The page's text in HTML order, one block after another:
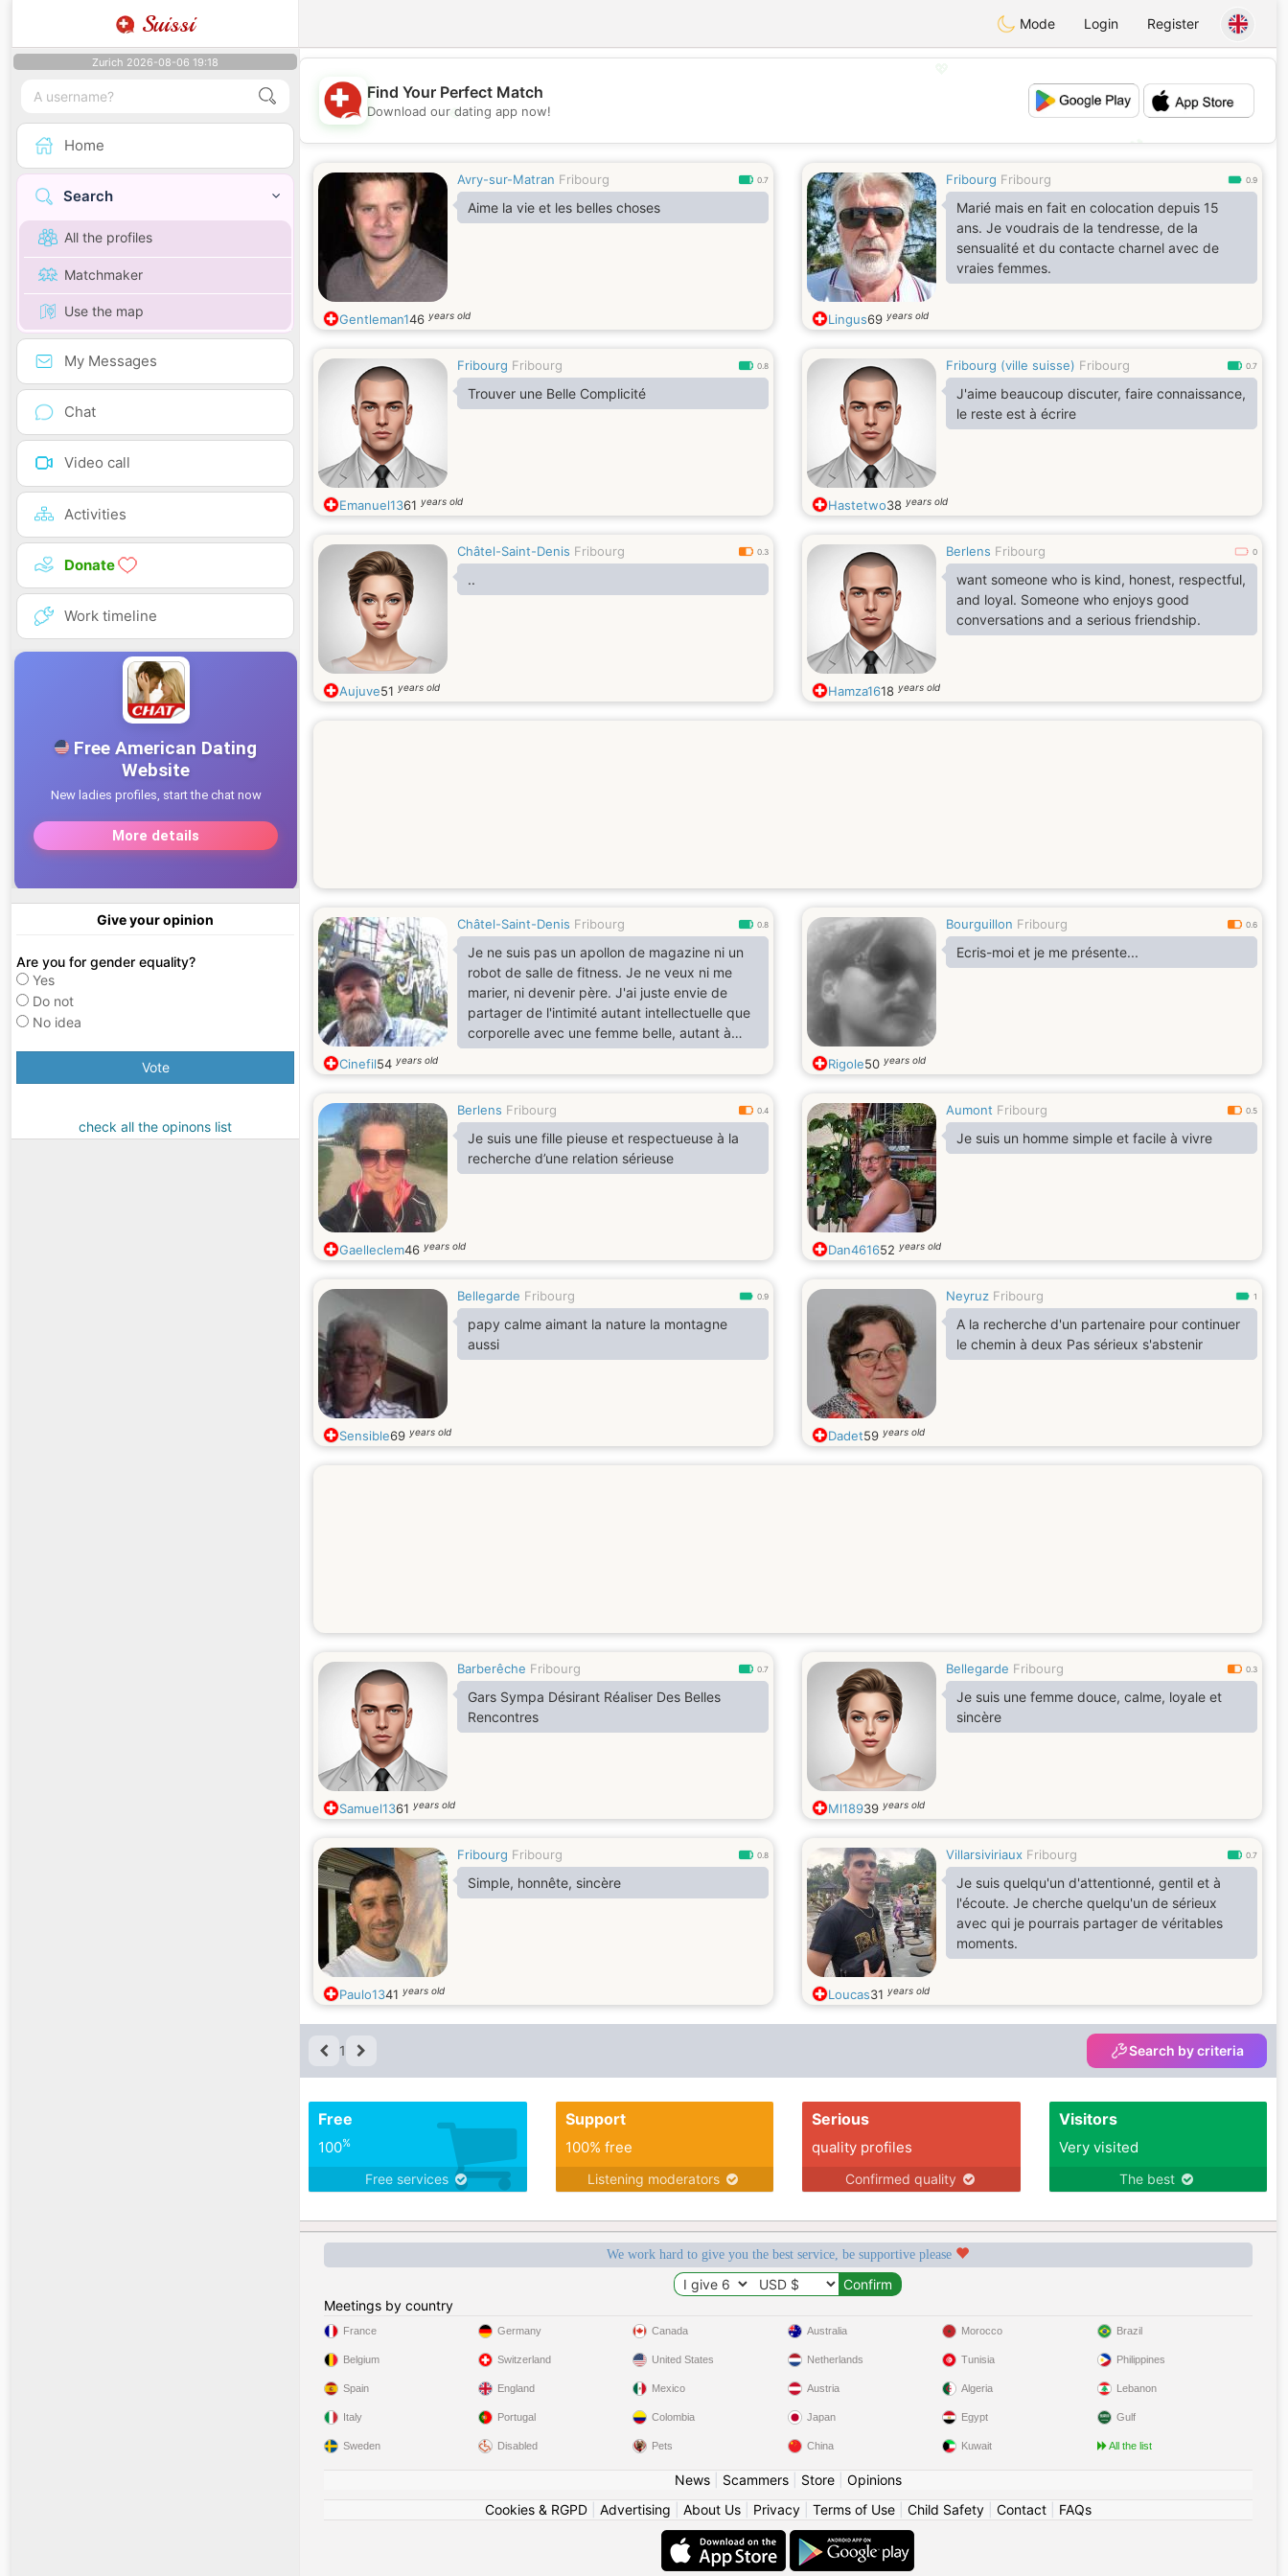
Suissi Mode Login Register
Zurich 2026-08-06 19:18
Home
Search
All the profiles
Matchmaker
Use the map
My Messages
Chat
Video call
Activities
Donate
Work timeline
Give your opinion
Are you for gender equality?
Yes
Do not
No idea
Vote
check all the opinons list
💖
💕
Find Your Perfect Match
Download our dating app now!
Avry-sur-Matran Fribourg 0.7
Aime la vie et les belles choses
Gentleman146 years old
Fribourg Fribourg 0.9
Marié mais en fait en colocation depuis 15
ans. Je voudrais de la tendresse, de la
sensualité et du contacte charnel avec de
vraies femmes.
Lingus69 years old
Fribourg Fribourg 0.8
Trouver une Belle Complicité
Emanuel1361 years old
Fribourg (ville suisse) Fribourg 0.7
J'aime beaucoup discuter, faire connaissance,
le reste est à écrire
Hastetwo38 years old
Châtel-Saint-Denis Fribourg 0.3
..
Aujuve51 years old
Berlens Fribourg 0
want someone who is kind, honest, respectful,
and loyal. Someone who enjoys good
conversations and a serious friendship.
Hamza1618 years old
Châtel-Saint-Denis Fribourg 0.8
Je ne suis pas un apollon de magazine ni un
robot de salle de fitness. Je ne veux ni me
marier, ni devenir père. J'ai juste envie de
partager de l'intimité autant intellectuelle que
corporelle avec une femme belle, autant à
l'intérieur qu'à l'extérieur.Je suis très créatif et
j'aime découvrir et redécouvrir sans cesse ma
Cinefil54 years old
Bourguillon Fribourg 0.6
Ecris-moi et je me présente...
Rigole50 years old
Berlens Fribourg 0.4
Je suis une fille pieuse et respectueuse à la
recherche d’une relation sérieuse
Gaelleclem46 years old
Aumont Fribourg 0.5
Je suis un homme simple et facile à vivre
Dan461652 years old
Bellegarde Fribourg 0.9
papy calme aimant la nature la montagne
aussi
Sensible69 years old
Neyruz Fribourg 1
A la recherche d'un partenaire pour continuer
le chemin à deux Pas sérieux s'abstenir
Dadet59 years old
Barberêche Fribourg 0.7
Gars Sympa Désirant Réaliser Des Belles
Rencontres
Samuel1361 years old
Bellegarde Fribourg 0.3
Je suis une femme douce, calme, loyale et
sincère
Ml18939 years old
Fribourg Fribourg 0.8
Simple, honnête, sincère
Paulo1341 years old
Villarsiviriaux Fribourg 0.7
Je suis quelqu'un d'attentionné, gentil et à
l'écoute. Je cherche quelqu'un de sérieux
avec qui je pourrais partager de véritables
moments.
Loucas31 years old
1 Search by criteria
Free
100%
Free services
Support
100% free
Listening moderators
Serious
quality profiles
Confirmed quality
Visitors
Very visited
The best
We work hard to give you the best service, be supportive please
Meetings by country
France
Belgium
Spain
Italy
Sweden
Germany
Switzerland
England
Portugal
Disabled
Canada
United States
Mexico
Colombia
Pets
Australia
Netherlands
Austria
Japan
China
Morocco
Tunisia
Algeria
Egypt
Kuwait
Brazil
Philippines
Lebanon
Gulf
All the list
News| Scammers| Store| Opinions
Cookies & RGPD| Advertising About Us| Privacy| Terms of Use| Child Safety| Contact| FAQs